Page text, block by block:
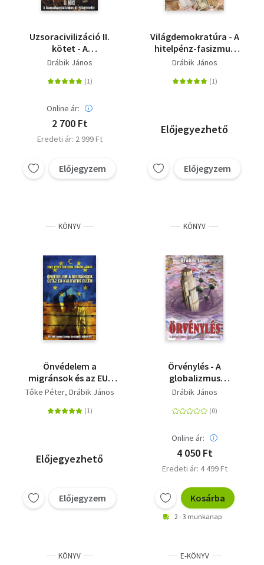
Uzsoracivilizáció II.
kötet - A
kamatkapitalizmus új
Drábik János
Online ár:
2 700 Ft
Eredeti ár: 2 999 Ft
Előjegyzem
Világdemokratúra - A
hitelpénz-fasizmus
világrendje
Drábik János
Előjegyezhető
Előjegyzem
KÖNYV
Önvédelem a
migránsok és az EU-
kalifátus ellen - Mit kell
becsapott népeinek?
Tőke Péter Drábik János
Előjegyezhető
Előjegyzem
KÖNYV
Örvénylés - A
globalizmus
viharzónájában az
Drábik János
Online ár:
4 050 Ft
Eredeti ár: 4 499 Ft
Kosárba
2 - 3 munkanap
KÖNYV E-KÖNYV